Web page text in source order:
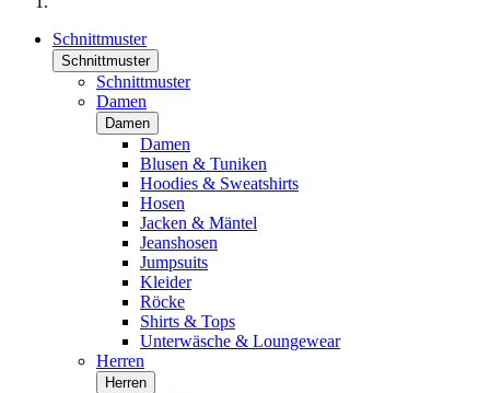
Schnittmuster
Schnittmuster
Schnittmuster
Damen
Damen
Damen
Blusen & Tuniken
Hoodies & Sweatshirts
Hosen
Jacken & Mäntel
Jeanshosen
Jumpsuits
Kleider
Röcke
Shirts & Tops
Unterwäsche & Loungewear
Herren
Herren